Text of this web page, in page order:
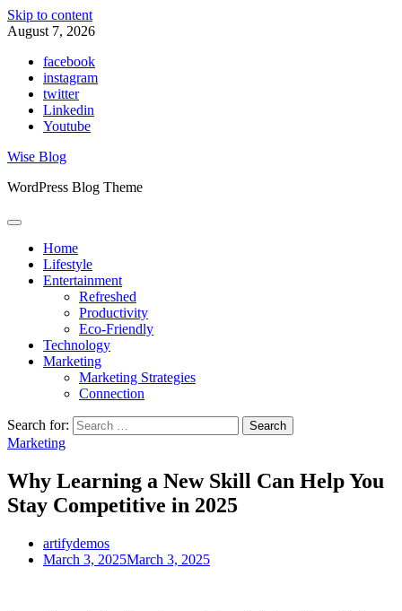
Skip to content
August 7, 2026
facebook
instagram
twitter
Linkedin
Youtube
Wise Blog
WordPress Blog Theme
Home
Lifestyle
Entertainment
Refreshed
Productivity
Eco-Friendly
Technology
Marketing
Marketing Strategies
Connection
Search for:
Marketing
Why Learning a New Skill Can Help You
Stay Competitive in 2025
artifydemos
March 3, 2025March 3, 2025